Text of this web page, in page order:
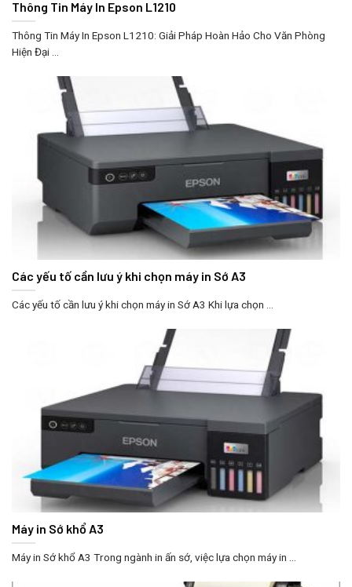
Thông Tin Máy In Epson L1210
Thông Tin Máy In Epson L1210: Giải Pháp Hoàn Hảo Cho Văn Phòng
Hiện Đại ...
Các yếu tố cần lưu ý khi chọn máy in Sớ A3
Các yếu tố cần lưu ý khi chọn máy in Sớ A3 Khi lựa chọn ...
Máy in Sớ khổ A3
Máy in Sớ khổ A3 Trong ngành in ấn sớ, việc lựa chọn máy in ...